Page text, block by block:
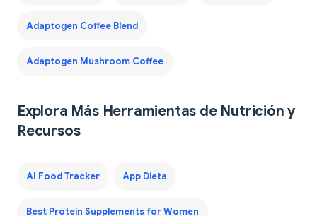
Adaptogen Coffee Blend
Adaptogen Mushroom Coffee
Explora Más Herramientas de Nutrición y
Recursos
AI Food Tracker App Dieta
Best Protein Supplements for Women